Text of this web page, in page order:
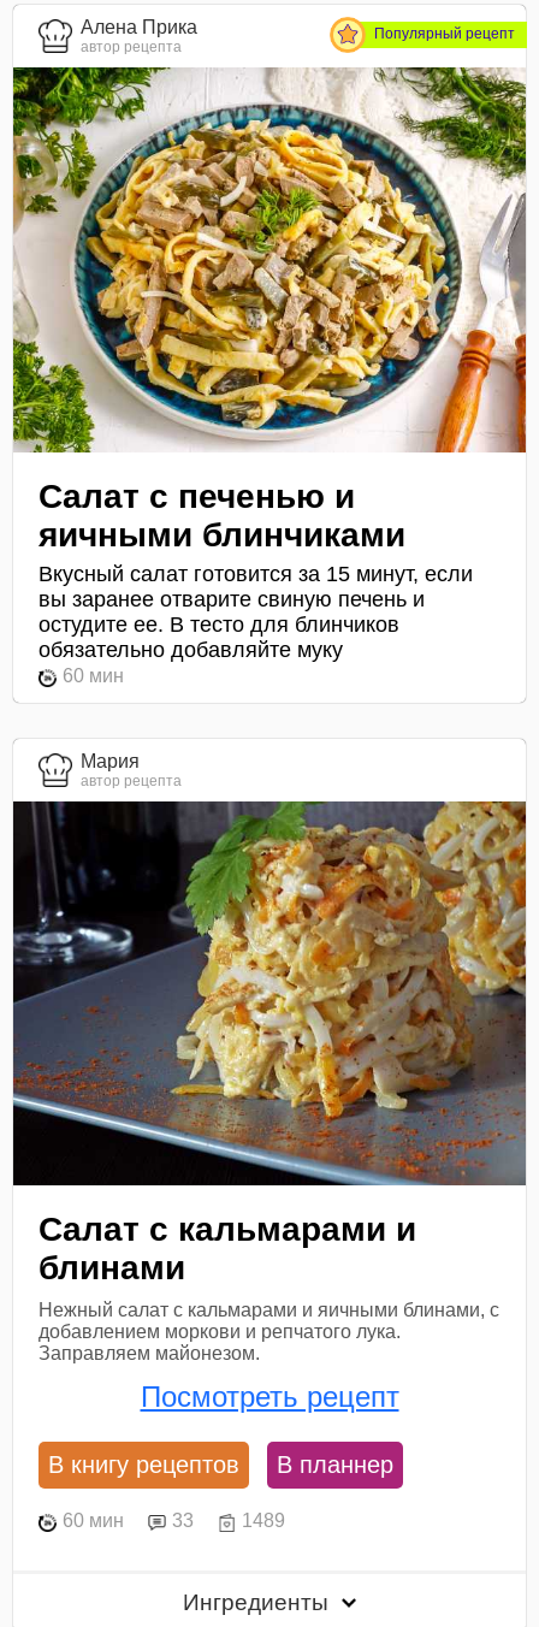
Алена Прика
автор рецепта
Популярный рецепт
Салат с печенью и
яичными блинчиками
Вкусный салат готовится за 15 минут, если
вы заранее отварите свиную печень и
остудите ее. В тесто для блинчиков
обязательно добавляйте муку
60 мин
Мария
автор рецепта
Салат с кальмарами и
блинами
Нежный салат с кальмарами и яичными блинами, с
добавлением моркови и репчатого лука.
Заправляем майонезом.
Посмотреть рецепт
В книгу рецептов В планнер
60 мин 33 1489
Ингредиенты